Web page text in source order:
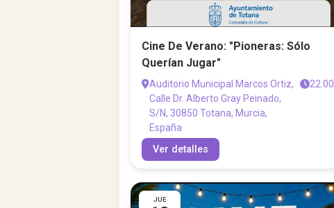
Cine De Verano: "Pioneras: Sólo
Querían Jugar"
Auditorio Municipal Marcos Ortiz,
Calle Dr. Alberto Gray Peinado,
S/N, 30850 Totana, Murcia,
España
22:00
Ver detalles
JUE